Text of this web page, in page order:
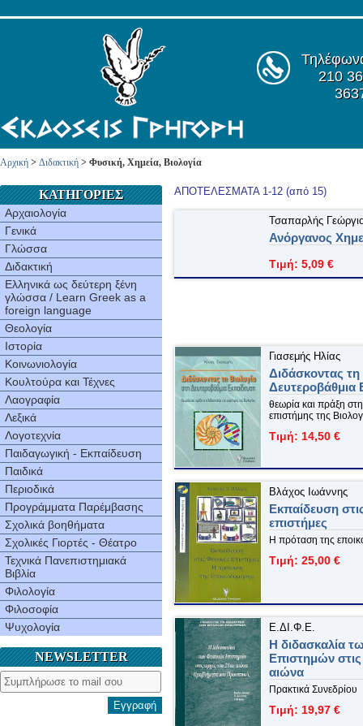
210
Αρχική > Διδακτική > Φυσική, Χημεία, Βιολογία
ΚΑΤΗΓΟΡΙΕΣ
Αρχαιολογία
Γενικά
Γλώσσα
Διδακτική
Ελληνικά ως δεύτερη ξένη
γλώσσα / Learn Greek as a
foreign language
Θεολογία
Ιστορία
Κοινωνιολογία
Κουλτούρα και Τέχνες
Λαογραφία
Λεξικά
Λογοτεχνία
Παιδαγωγική - Εκπαίδευση
Παιδικά
Περιοδικά
Προγράμματα Παρέμβασης
Σχολικά βοηθήματα
Σχολικές Γιορτές - Θέατρο
Τεχνικά Πανεπιστημιακά
Βιβλία
Φιλολογία
Φιλοσοφία
Ψυχολογία
NEWSLETTER
Εγγραφή
ΑΠΟΤΕΛΕΣΜΑΤΑ 1-12 (από 15)
Τσαπαρλής
Ανόργανος
Τιμή: 5,09 €
Γιασεμής Ηλίας
Διδάσκοντας τη
Δευτεροβάθμια
θεωρία και πράξη
επιστήμης της
Τιμή: 14,50 €
Βλάχος Ιωάννης
Εκπαίδευση
επιστήμες
Η πρόταση της
Τιμή: 25,00 €
Ε.ΔΙ.Φ.Ε.
Η διδασκαλία
Επιστημών
αιώνα
Πρακτικά Συνεδρίου
Τιμή: 19,97 €